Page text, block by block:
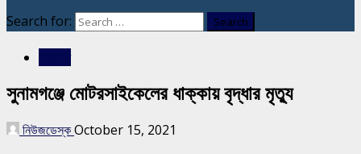
Search for:
সুনামগঞ্জে মোটরসাইকেলের ধাক্কায় বৃদ্ধার মৃত্যু
নিউজডেস্কOctober 15, 2021